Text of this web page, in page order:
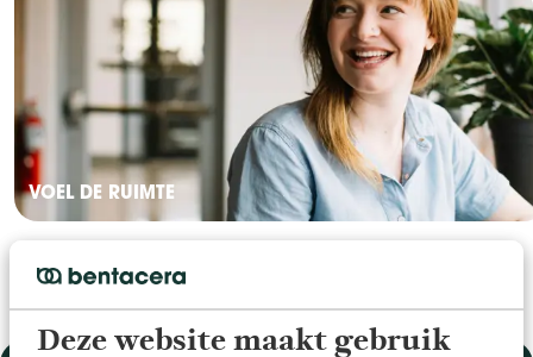
Deze website maakt gebruik
VOEL DE RUIMTE